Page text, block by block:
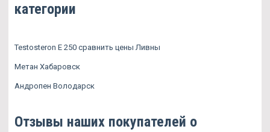
категории
Testosteron E 250 сравнить цены Ливны
Метан Хабаровск
Андропен Володарск
Отзывы наших покупателей о